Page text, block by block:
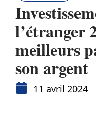
l’étranger
meilleurs
son argent
11 avril 2024